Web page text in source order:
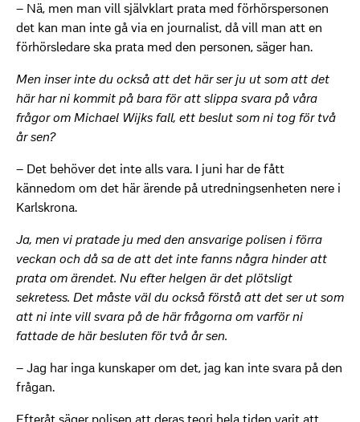
– Nä, men man vill självklart prata med förhörspersonen
det kan man inte gå via en journalist, då vill man att en
förhörsledare ska prata med den personen, säger han.
Men inser inte du också att det här ser ju ut som att det
här har ni kommit på bara för att slippa svara på våra
frågor om Michael Wijks fall, ett beslut som ni tog för två
år sen?
– Det behöver det inte alls vara. I juni har de fått
kännedom om det här ärende på utredningsenheten nere i
Karlskrona.
Ja, men vi pratade ju med den ansvarige polisen i förra
veckan och då sa de att det inte fanns några hinder att
prata om ärendet. Nu efter helgen är det plötsligt
sekretess. Det måste väl du också förstå att det ser ut som
att ni inte vill svara på de här frågorna om varför ni
fattade de här besluten för två år sen.
– Jag har inga kunskaper om det, jag kan inte svara på den
frågan.